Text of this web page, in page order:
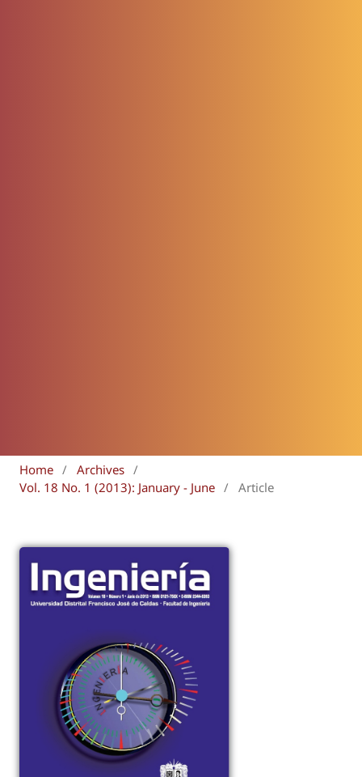
Home / Archives /
Vol. 18 No. 1 (2013): January - June / Article